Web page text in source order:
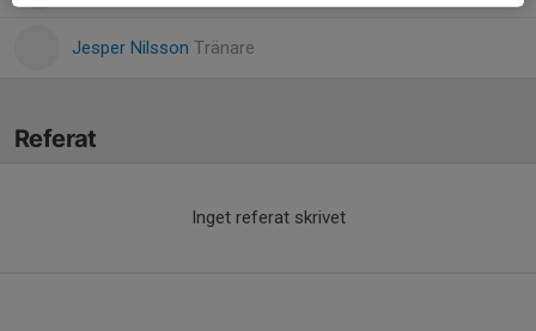
Jesper Nilsson Tränare
Referat
Inget referat skrivet